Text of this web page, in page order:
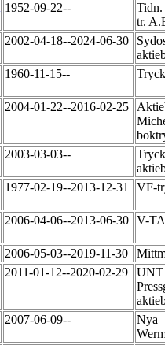
1952-09-22--
Tidn.
tr.
2002-04-18--2024-06-30
1960-11-15--
2004-01-22--2016-02-25
2003-03-03--
1977-02-19--2013-12-31 VF-
2006-04-06--2013-06-30 V-
2006-05-03--2019-11-30
2011-01-12--2020-02-29
UNT
2007-06-09--
Nya